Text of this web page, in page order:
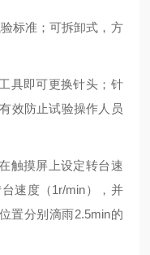
标准；可拆卸式，方
具即可更换针头；针
效防止试验操作人员
触摸屏上设定转台速
速度（1r/min），并
置分别滴雨2.5min的